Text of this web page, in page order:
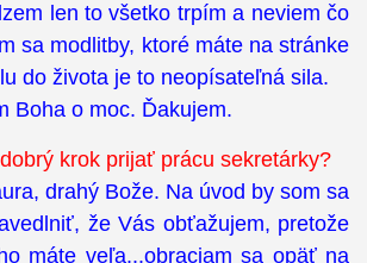
len to všetko trpím a neviem čo
sa modlitby, ktoré máte na stránke
do života je to neopísateľná sila.
Boha o moc. Ďakujem.
krok prijať prácu sekretárky?
drahý Bože. Na úvod by som sa
že Vás obťažujem, pretože
máte veľa...obraciam sa opäť na